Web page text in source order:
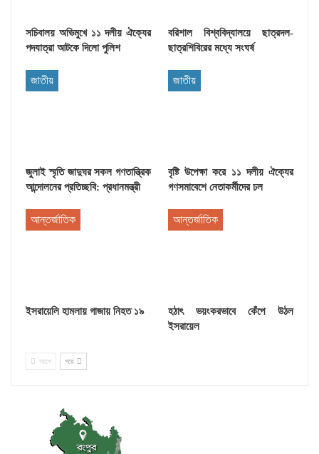
সচিবালয় অভিমুখে ১১ দলীয় ঐক্যের
পদযাত্রা আটকে দিলো পুলিশ
বরিশাল বিশ্ববিদ্যালয়ে ছাত্রদল-
ছাত্রশিবিরের মধ্যে সংঘর্ষ
জাতীয়
জুলাই স্মৃতি জাদুঘর সকল গণতান্ত্রিক
আন্দোলনের প্রতিচ্ছবি: প্রধানমন্ত্রী
জাতীয়
বৃষ্টি উপেক্ষা করে ১১ দলীয় ঐক্যের
গণসমাবেশে নেতাকর্মীদের ঢল
আন্তর্জাতিক
ইসরায়েলি হামলায় গাজায় নিহত ১৯
আন্তর্জাতিক
হঠাৎ ভয়ংকরভাবে কেঁপে উঠল
ইসরায়েল
আগে পরে